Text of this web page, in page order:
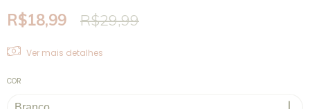
R$18,99 R$29,99
Ver mais detalhes
COR